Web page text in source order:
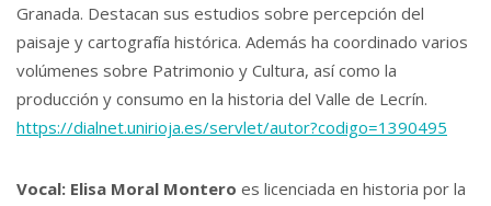
Granada. Destacan sus estudios sobre percepción del
paisaje y cartografía histórica. Además ha coordinado varios
volúmenes sobre Patrimonio y Cultura, así como la
producción y consumo en la historia del Valle de Lecrín.
https://dialnet.unirioja.es/servlet/autor?codigo=1390495
Vocal: Elisa Moral Montero es licenciada en historia por la